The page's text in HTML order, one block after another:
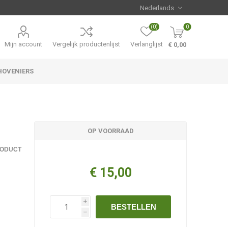
Mijn account Vergelijk productenlijst Verlanglijst
(0) 0
€ 0,00
OP VOORRAAD
€ 15,00
i
h
BESTELLEN